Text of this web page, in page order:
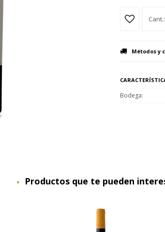
Métodos y
Bodega
Productos que te pueden